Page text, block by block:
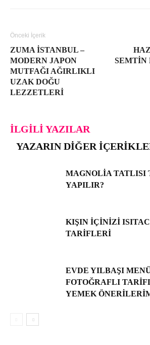
Önceki İçerik
ZUMA İSTANBUL –
MODERN JAPON
MUTFAĞI AĞIRLIKLI
UZAK DOĞU
LEZZETLERI
SEMTIN
İLGILI YAZILAR
YAZARIN DIĞER
MAGNOLIA TATLISI
YAPILIR?
KIŞIN İÇINIZI
TARIFLERI
EVDE YILBAŞI
FOTOĞRAFLI
YEMEK